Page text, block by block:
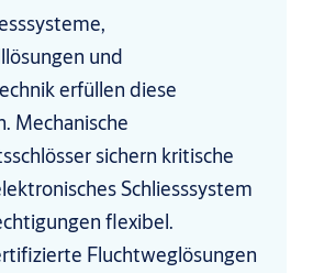
und
erfüllen diese
Mechanische
sichern kritische
Schliesssystem
flexibel.
Fluchtweglösungen